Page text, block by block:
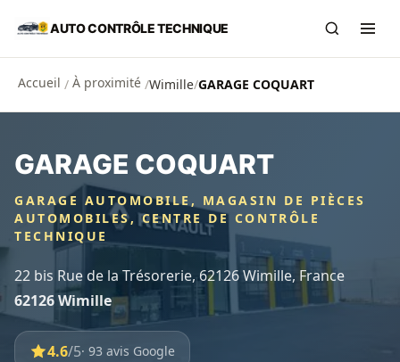
Aller au contenu principal
AUTO CONTRÔLE TECHNIQUE
Accueil / À proximité /Wimille/GARAGE COQUART
GARAGE COQUART
GARAGE AUTOMOBILE, MAGASIN DE PIÈCES
AUTOMOBILES, CENTRE DE CONTRÔLE
TECHNIQUE
22 bis Rue de la Trésorerie, 62126 Wimille, France
62126 Wimille
4.6/5· 93 avis Google